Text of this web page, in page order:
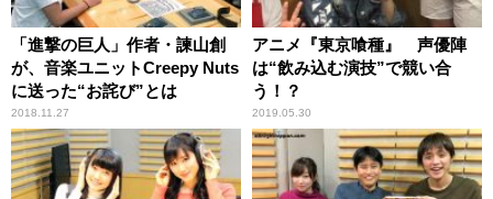
「進撃の巨人」作者・諫山創
が、音楽ユニットCreepy Nuts
に送った“お詫び”とは
2018.11.27
アニメ『東京喰種』 声優陣
は“飲み込む演技”で競い合
う！？
2019.05.30